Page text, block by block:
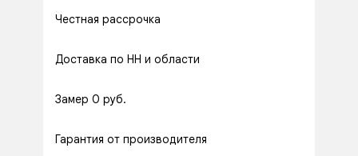
Честная рассрочка
Доставка по НН и области
Замер 0 руб.
Гарантия от производителя